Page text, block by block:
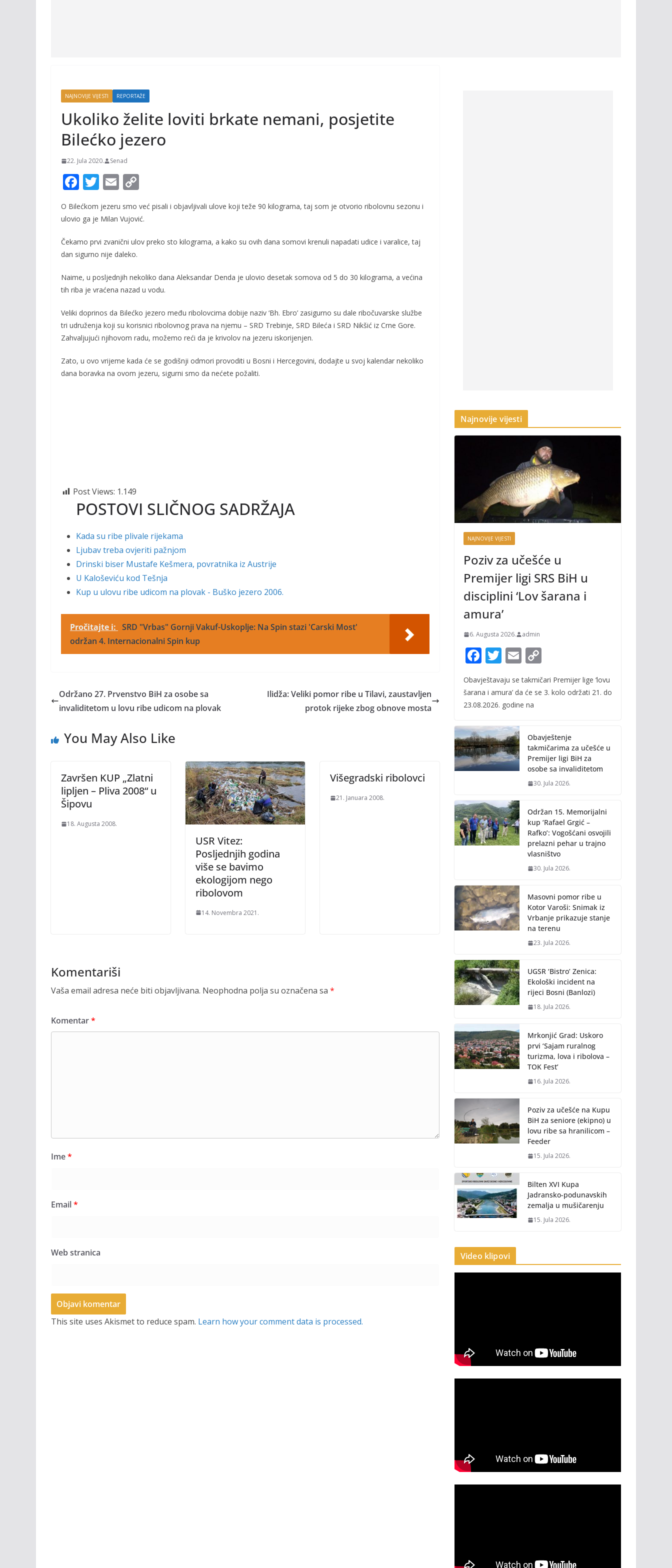
NAJNOVIJE VIJESTI REPORTAŽE
Ukoliko želite loviti brkate nemani, posjetite
Bilećko jezero
22. Jula 2020. Senad
F
ac
e
b
o
o
k
T
itt
E
ai p
Li
k
O Bilećkom jezeru smo već pisali i objavljivali ulove koji teže 90 kilograma, taj som je otvorio ribolovnu sezonu i
ulovio ga je Milan Vujović.
Čekamo prvi zvanični ulov preko sto kilograma, a kako su ovih dana somovi krenuli napadati udice i varalice, taj
dan sigurno nije daleko.
Naime, u posljednjih nekoliko dana Aleksandar Denda je ulovio desetak somova od 5 do 30 kilograma, a većina
tih riba je vraćena nazad u vodu.
Veliki doprinos da Bilećko jezero među ribolovcima dobije naziv ‘Bh. Ebro’ zasigurno su dale ribočuvarske službe
tri udruženja koji su korisnici ribolovnog prava na njemu – SRD Trebinje, SRD Bileća i SRD Nikšić iz Crne Gore.
Zahvaljujući njihovom radu, možemo reći da je krivolov na jezeru iskorijenjen.
Zato, u ovo vrijeme kada će se godišnji odmori provoditi u Bosni i Hercegovini, dodajte u svoj kalendar nekoliko
dana boravka na ovom jezeru, sigurni smo da nećete požaliti.
Post Views: 1.149
POSTOVI SLIČNOG SADRŽAJA
Kada su ribe plivale rijekama
Ljubav treba ovjeriti pažnjom
Drinski biser Mustafe Kešmera, povratnika iz Austrije
U Kaloševiću kod Tešnja
Kup u ulovu ribe udicom na plovak - Buško jezero 2006.
Pročitajte i: SRD "Vrbas" Gornji Vakuf-Uskoplje: Na Spin stazi 'Carski Most'
održan 4. Internacionalni Spin kup
Održano 27. Prvenstvo BiH za osobe sa
invaliditetom u lovu ribe udicom na plovak
Ilidža: Veliki pomor ribe u Tilavi, zaustavljen
protok rijeke zbog obnove mosta
You May Also Like
Završen KUP „Zlatni
lipljen – Pliva 2008“ u
Šipovu
18. Augusta 2008.
USR Vitez:
Posljednjih godina
više se bavimo
ekologijom nego
ribolovom
14. Novembra 2021.
Višegradski ribolovci
21. Januara 2008.
Komentariši
Vaša email adresa neće biti objavljivana. Neophodna polja su označena sa *
Komentar*
Ime*
Email*
Web stranica
This site uses Akismet to reduce spam. Learn how your comment data is processed.
Najnovije vijesti
NAJNOVIJE VIJESTI
Poziv za učešće u
Premijer ligi SRS BiH u
disciplini ‘Lov šarana i
amura’
6. Augusta 2026. admin
F
ac
e
b
o
k
T
itt
er
E
m
ai
l
o
p
n
k
Obavještavaju se takmičari Premijer lige ‘lovu
šarana i amura’ da će se 3. kolo održati 21. do
23.08.2026. godine na
Obavještenje
takmičarima za učešće u
Premijer ligi BiH za
osobe sa invaliditetom
30. Jula 2026.
Održan 15. Memorijalni
kup ‘Rafael Grgić –
Rafko’: Vogošćani osvojili
prelazni pehar u trajno
vlasništvo
30. Jula 2026.
Masovni pomor ribe u
Kotor Varoši: Snimak iz
Vrbanje prikazuje stanje
na terenu
23. Jula 2026.
UGSR ‘Bistro’ Zenica:
Ekološki incident na
rijeci Bosni (Banlozi)
18. Jula 2026.
Mrkonjić Grad: Uskoro
prvi ‘Sajam ruralnog
turizma, lova i ribolova –
TOK Fest’
16. Jula 2026.
Poziv za učešće na Kupu
BiH za seniore (ekipno) u
lovu ribe sa hranilicom –
Feeder
15. Jula 2026.
Bilten XVI Kupa
Jadransko-podunavskih
zemalja u mušičarenju
15. Jula 2026.
Video klipovi